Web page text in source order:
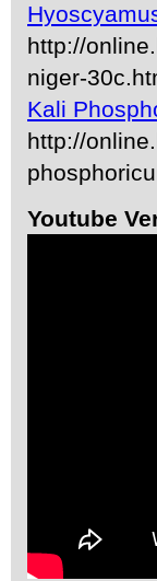
http://
niger-
Kali
http://
Youtube